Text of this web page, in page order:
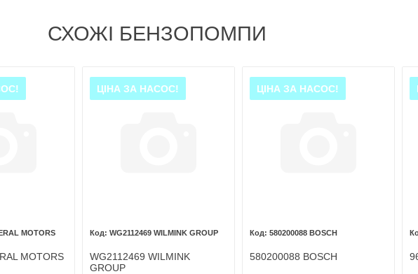
СХОЖІ БЕНЗОПОМПИ
MOTORS
MOTORS
ЦІНА ЗА НАСОС!
WG2112469 WILMINK GROUP
WG2112469 WILMINK
GROUP
ЦІНА ЗА НАСОС!
580200088 BOSCH
580200088 BOSCH